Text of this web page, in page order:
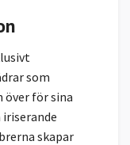
som
över för sina
skapar